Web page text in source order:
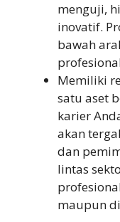
menguji,
inovatif.
bawah
Memiliki
satu aset
karier
akan
dan
lintas
maupun